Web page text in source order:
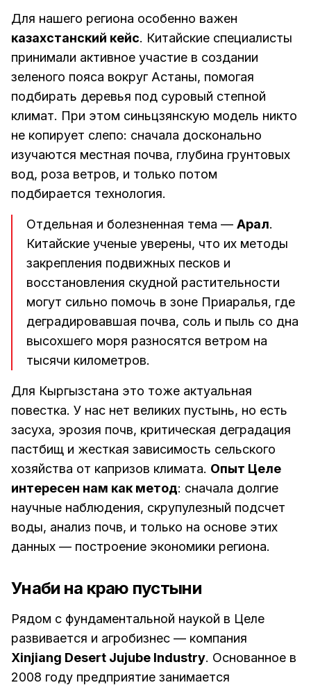
Для нашего региона особенно важен
казахстанский кейс. Китайские специалисты
принимали активное участие в создании
зеленого пояса вокруг Астаны, помогая
подбирать деревья под суровый степной
климат. При этом синьцзянскую модель никто
не копирует слепо: сначала досконально
изучаются местная почва, глубина грунтовых
вод, роза ветров, и только потом
подбирается технология.
Отдельная и болезненная тема — Арал.
Китайские ученые уверены, что их методы
закрепления подвижных песков и
восстановления скудной растительности
могут сильно помочь в зоне Приаралья, где
деградировавшая почва, соль и пыль со дна
высохшего моря разносятся ветром на
тысячи километров.
Для Кыргызстана это тоже актуальная
повестка. У нас нет великих пустынь, но есть
засуха, эрозия почв, критическая деградация
пастбищ и жесткая зависимость сельского
хозяйства от капризов климата. Опыт Целе
интересен нам как метод: сначала долгие
научные наблюдения, скрупулезный подсчет
воды, анализ почв, и только на основе этих
данных — построение экономики региона.
Унаби на краю пустыни
Рядом с фундаментальной наукой в Целе
развивается и агробизнес — компания
Xinjiang Desert Jujube Industry. Основанное в
2008 году предприятие занимается